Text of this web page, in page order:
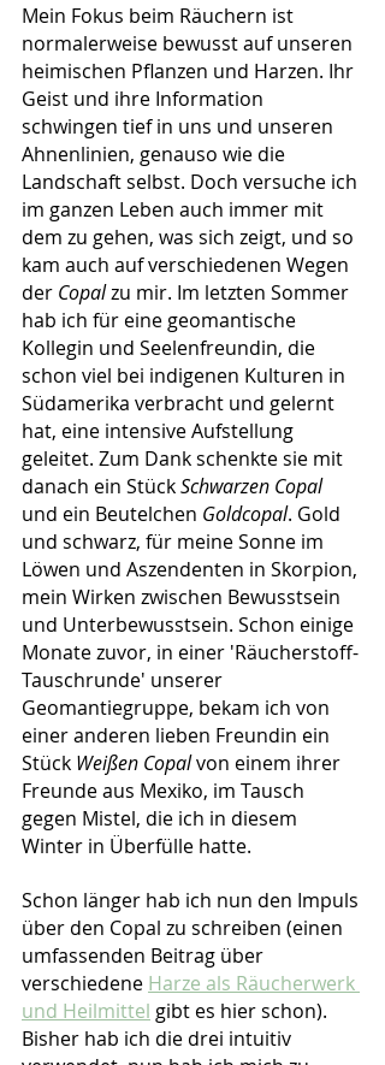
Mein Fokus beim Räuchern ist
normalerweise bewusst auf unseren
heimischen Pflanzen und Harzen. Ihr
Geist und ihre Information
schwingen tief in uns und unseren
Ahnenlinien, genauso wie die
Landschaft selbst. Doch versuche ich
im ganzen Leben auch immer mit
dem zu gehen, was sich zeigt, und so
kam auch auf verschiedenen Wegen
der Copal zu mir. Im letzten Sommer
hab ich für eine geomantische
Kollegin und Seelenfreundin, die
schon viel bei indigenen Kulturen in
Südamerika verbracht und gelernt
hat, eine intensive Aufstellung
geleitet. Zum Dank schenkte sie mit
danach ein Stück Schwarzen Copal
und ein Beutelchen Goldcopal. Gold
und schwarz, für meine Sonne im
Löwen und Aszendenten in Skorpion,
mein Wirken zwischen Bewusstsein
und Unterbewusstsein. Schon einige
Monate zuvor, in einer 'Räucherstoff-
Tauschrunde' unserer
Geomantiegruppe, bekam ich von
einer anderen lieben Freundin ein
Stück Weißen Copal von einem ihrer
Freunde aus Mexiko, im Tausch
gegen Mistel, die ich in diesem
Winter in Überfülle hatte.
Schon länger hab ich nun den Impuls
über den Copal zu schreiben (einen
umfassenden Beitrag über
verschiedene Harze als Räucherwerk
und Heilmittel gibt es hier schon).
Bisher hab ich die drei intuitiv